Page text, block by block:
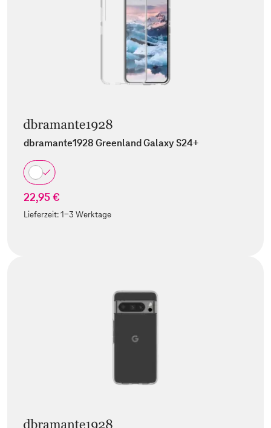
dbramante1928 Greenland Galaxy S24+
22,95 €
Lieferzeit:1-3 Werktage